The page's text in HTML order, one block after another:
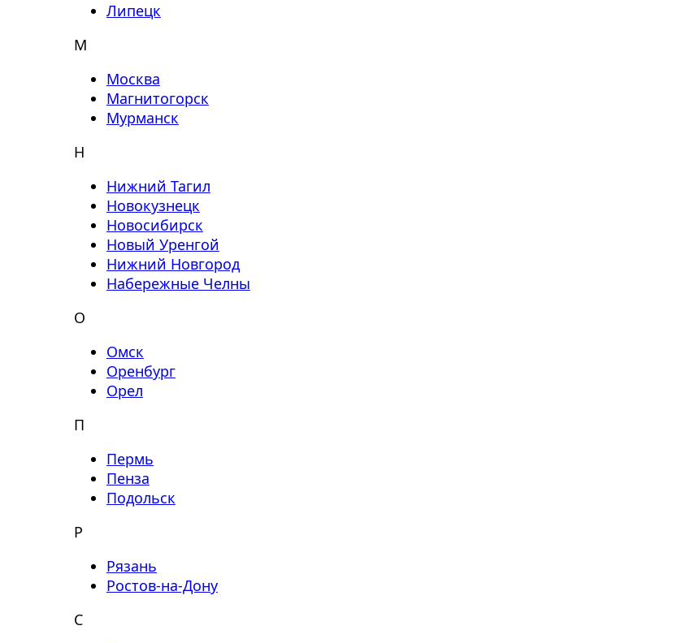
Липецк
М
Москва
Магнитогорск
Мурманск
Н
Нижний Тагил
Новокузнецк
Новосибирск
Новый Уренгой
Нижний Новгород
Набережные Челны
О
Омск
Оренбург
Орел
П
Пермь
Пенза
Подольск
Р
Рязань
Ростов-на-Дону
С